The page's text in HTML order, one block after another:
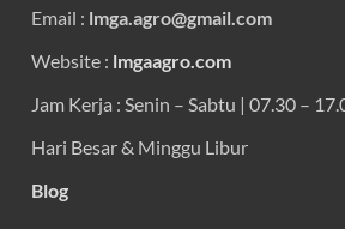
Email : lmga.agro@gmail.com
Website : lmgaagro.com
Jam Kerja : Senin – Sabtu | 07.30 –
Hari Besar & Minggu Libur
Blog